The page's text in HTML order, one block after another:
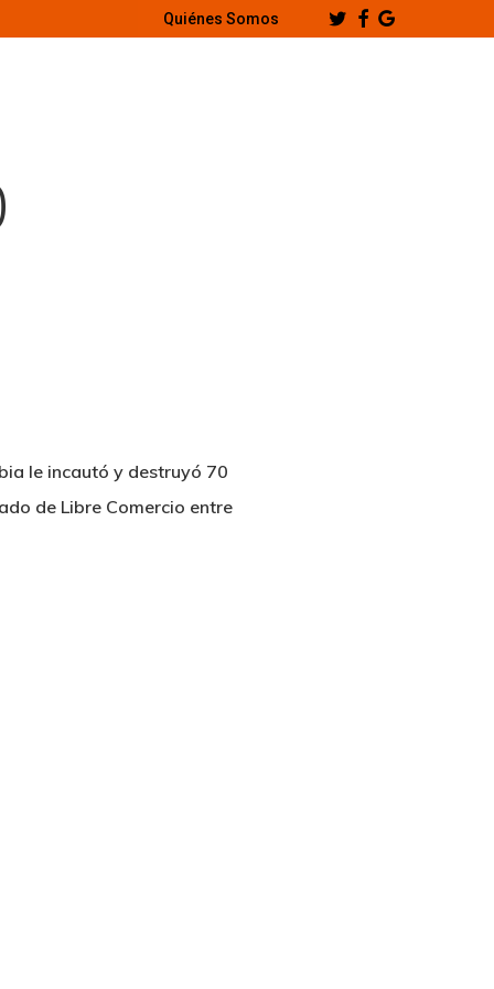
Quiénes Somos TwitterFacebook
Google-
Plus
le incautó y destruyó 70
de Libre Comercio entre